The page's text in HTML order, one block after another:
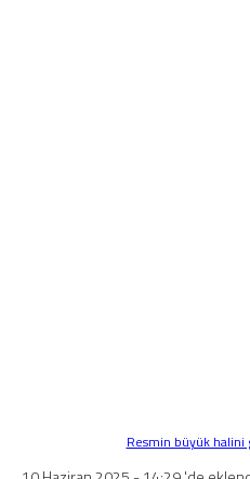
Resmin büyük halini